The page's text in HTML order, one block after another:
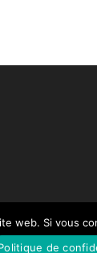
Contact
web. Si vous
de